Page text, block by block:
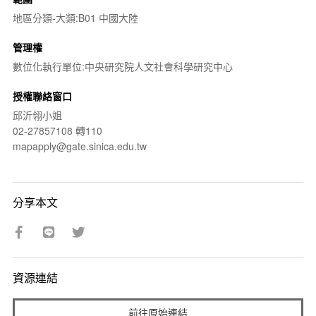
地區分類-大類:B01 中國大陸
管理權
數位化執行單位:中央研究院人文社會科學研究中心
授權聯絡窗口
邱沂翎小姐
02-27857108 轉110
mapapply@gate.sinica.edu.tw
分享本文
資源連結
前往原始連結